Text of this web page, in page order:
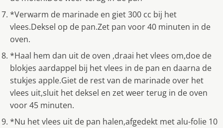
*Verwarm de marinade en giet 300 cc bij het
vlees.Deksel op de pan.Zet pan voor 40 minuten in de
oven.
*Haal hem dan uit de oven ,draai het vlees om,doe de
blokjes aardappel bij het vlees in de pan en daarna de
stukjes apple.Giet de rest van de marinade over het
vlees uit,sluit het deksel en zet weer terug in de oven
voor 45 minuten.
*Nu het vlees uit de pan halen,afgedekt met alu-folie 10